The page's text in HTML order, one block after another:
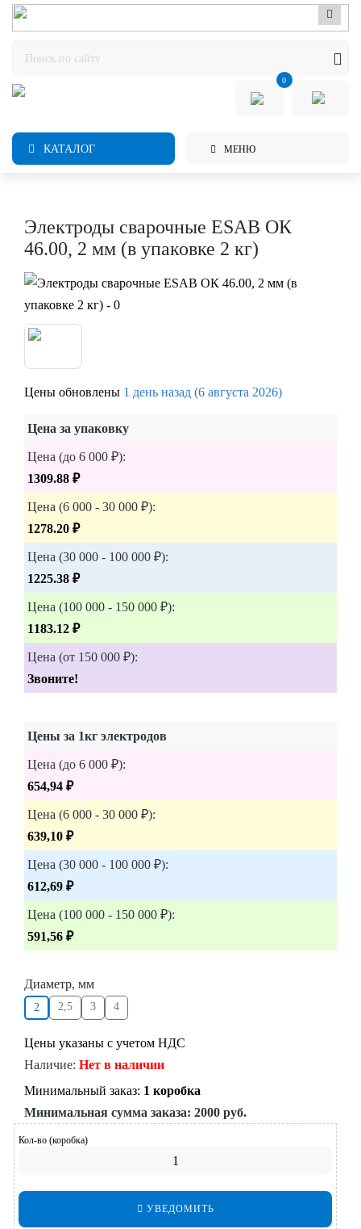
0
КАТАЛОГ МЕНЮ
Электроды сварочные ESAB ОК
46.00, 2 мм (в упаковке 2 кг)
Цены обновлены 1 день назад (6 августа 2026)
Цена за упаковку
Цена (до 6 000 ₽):
1309.88 ₽
Цена (6 000 - 30 000 ₽):
1278.20 ₽
Цена (30 000 - 100 000 ₽):
1225.38 ₽
Цена (100 000 - 150 000 ₽):
1183.12 ₽
Цена (от 150 000 ₽):
Звоните!
Цены за 1кг электродов
Цена (до 6 000 ₽):
654,94 ₽
Цена (6 000 - 30 000 ₽):
639,10 ₽
Цена (30 000 - 100 000 ₽):
612,69 ₽
Цена (100 000 - 150 000 ₽):
591,56 ₽
Диаметр, мм
2 2,5 3 4
Цены указаны с учетом НДС
Наличие: Нет в наличии
Минимальный заказ: 1 коробка
Минимальная сумма заказа: 2000 руб.
Кол-во (коробка)
УВЕДОМИТЬ